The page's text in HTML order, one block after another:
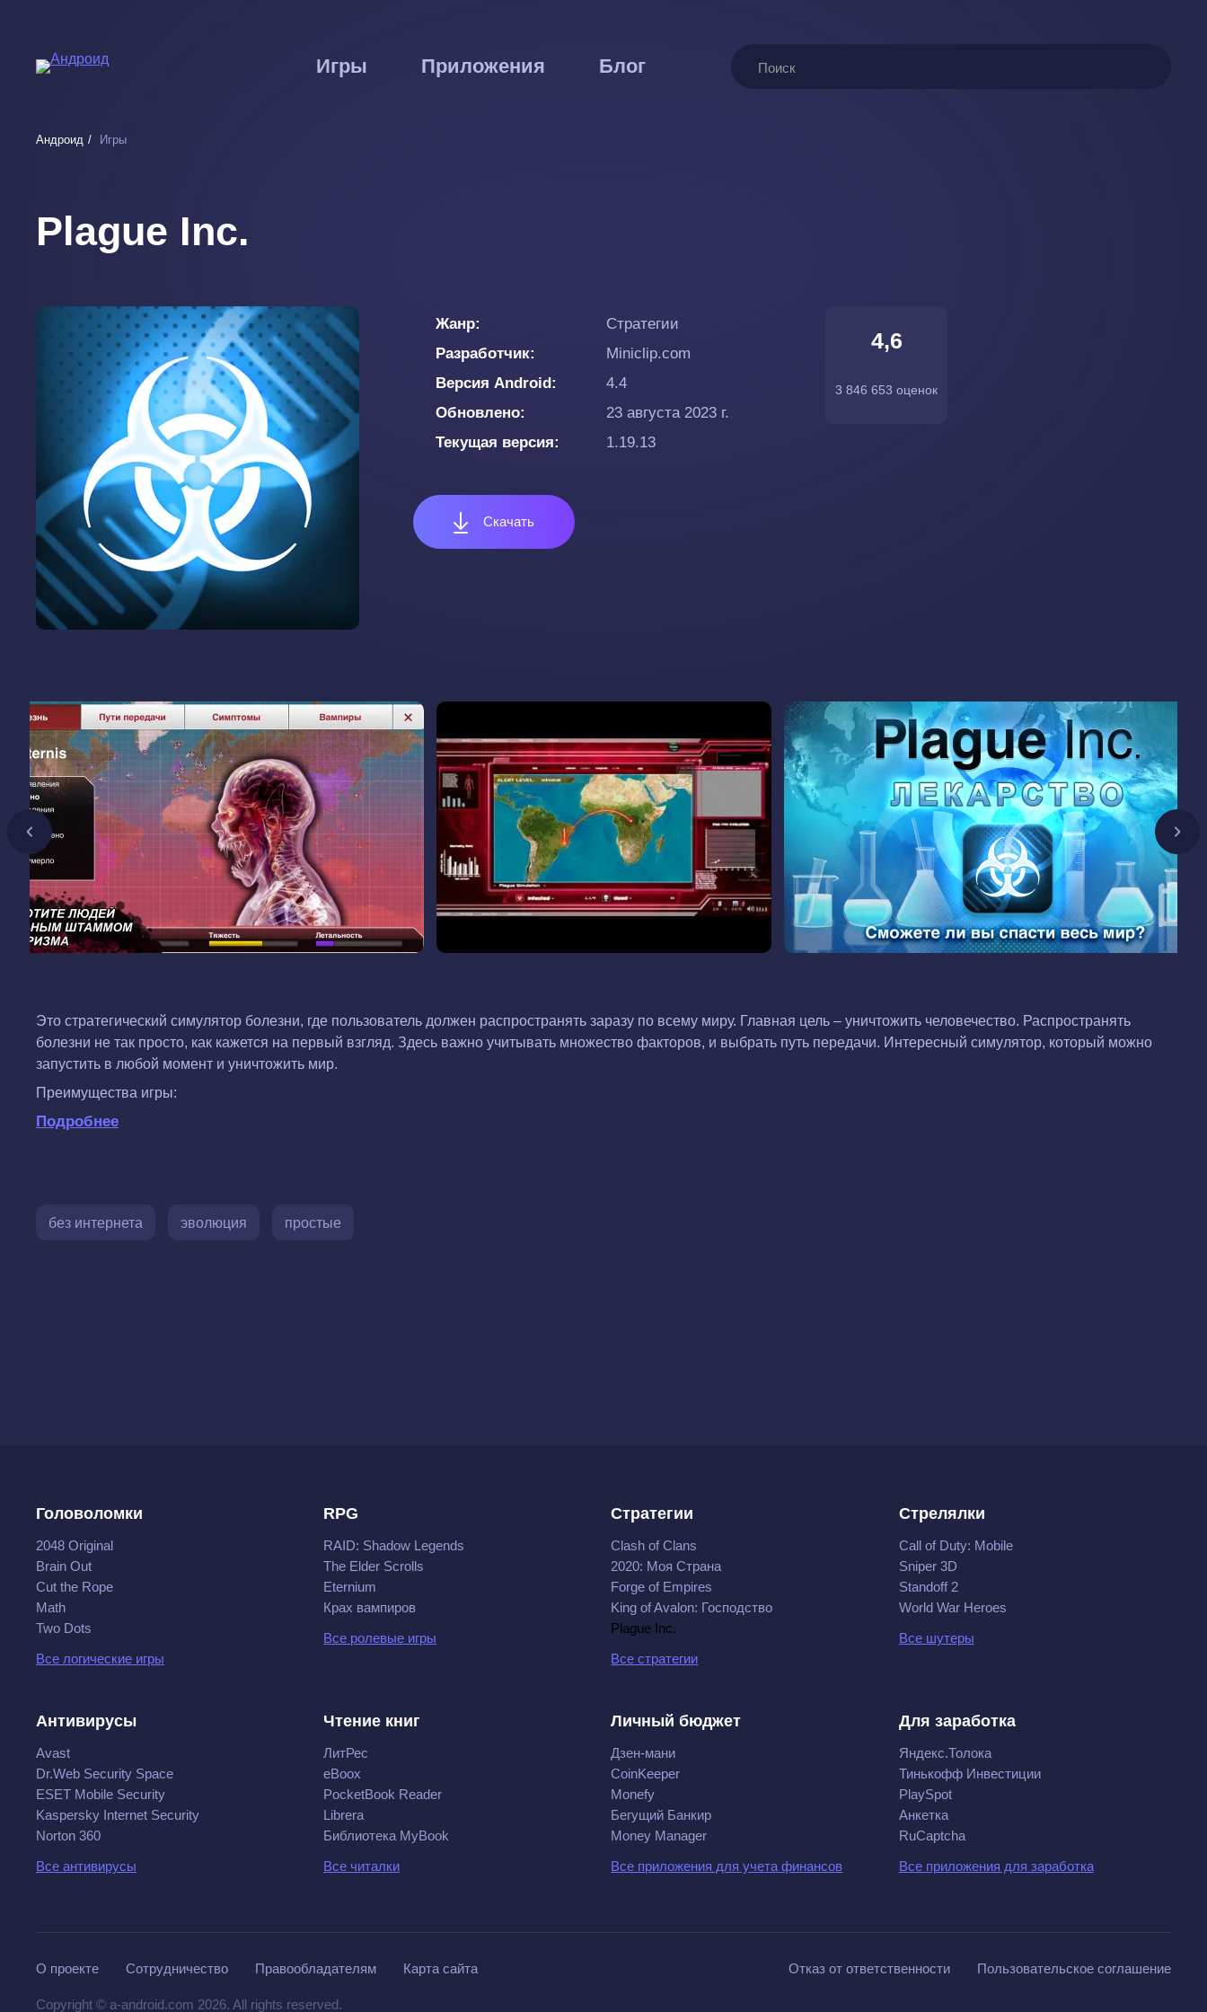
основному
Игры Приложения Блог Поиск
Андроид Игры
Plague Inc.
Жанр
Стратегии
Разработчик
Miniclip.com
Версия Android
4.4
Обновлено
23 августа 2023 г.
Текущая версия
1.19.13
Скачать
4,6
3 846 653 оценок
Это стратегический симулятор болезни, где пользователь должен распространять заразу по всему миру. Главная цель – уничтожить человечество. Распространять
болезни не так просто, как кажется на первый взгляд. Здесь важно учитывать множество факторов, и выбрать путь передачи. Интересный симулятор, который можно
запустить в любой момент и уничтожить мир.
Преимущества игры:
Подробнее
без интернета эволюция простые
Головоломки
2048 Original
Brain Out
Cut the Rope
Math
Two Dots
Все логические игры
RPG
RAID: Shadow Legends
The Elder Scrolls
Eternium
Крах вампиров
Все ролевые игры
Стратегии
Clash of Clans
2020: Моя Cтрана
Forge of Empires
King of Avalon: Господство
Plague Inc.
Все стратегии
Стрелялки
Call of Duty: Mobile
Sniper 3D
Standoff 2
World War Heroes
Все шутеры
Антивирусы
Avast
Dr.Web Security Space
ESET Mobile Security
Kaspersky Internet Security
Norton 360
Все антивирусы
Чтение книг
ЛитРес
eBoox
PocketBook Reader
Librera
Библиотека MyBook
Все читалки
Личный бюджет
Дзен-мани
CoinKeeper
Monefy
Бегущий Банкир
Money Manager
Все приложения для учета финансов
Для заработка
Яндекс.Толока
Тинькофф Инвестиции
PlaySpot
Анкетка
RuCaptcha
Все приложения для заработка
О проекте Сотрудничество Правообладателям Карта сайта Отказ от ответственности Пользовательское соглашение
Copyright © a-android.com 2026. All rights reserved.